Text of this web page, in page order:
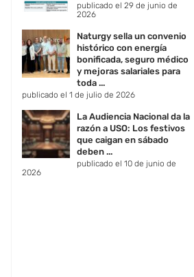
publicado el 29 de junio de
2026
Naturgy sella un convenio
histórico con energía
bonificada, seguro médico
y mejoras salariales para
toda ...
publicado el 1 de julio de 2026
La Audiencia Nacional da la
razón a USO: Los festivos
que caigan en sábado
deben ...
publicado el 10 de junio de
2026